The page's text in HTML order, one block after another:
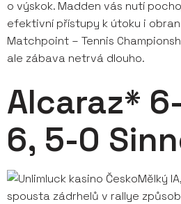
o výskok. Madden vás nutí
efektivní přístupy k útoku i
Matchpoint – Tennis
ale zábava netrvá dlouho.
Alcaraz*
6, 5-0
Mělký
spousta zádrhelů v rallye